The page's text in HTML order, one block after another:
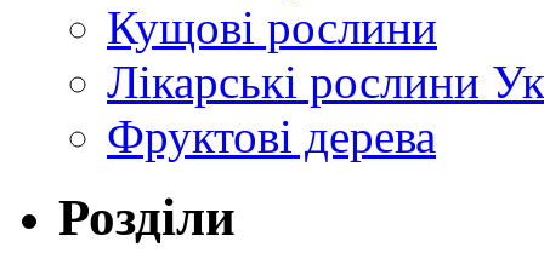
Кущові рослини
Лікарські рослини
Фруктові дерева
Розділи